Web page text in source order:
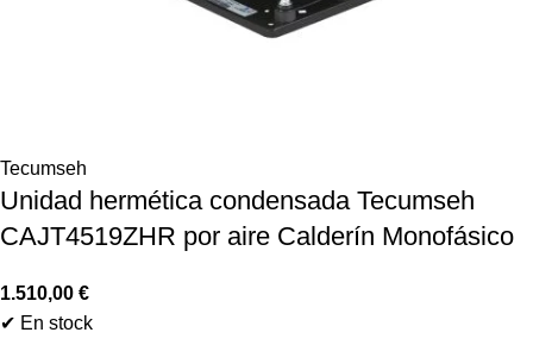
Tecumseh
Unidad hermética condensada Tecumseh
CAJT4519ZHR por aire Calderín Monofásico
1.510,00 €
✔ En stock